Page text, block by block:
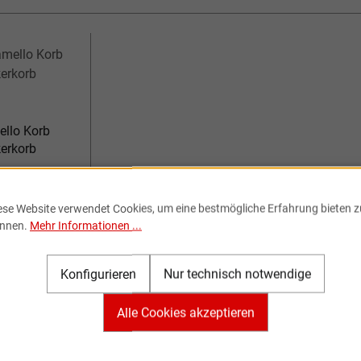
Korb
zzgl.
Website verwendet Cookies, um eine bestmögliche Erfahrung bieten
Mehr Informationen ...
Nur technisch notwendige
Konfigurieren
Alle Cookies akzeptieren